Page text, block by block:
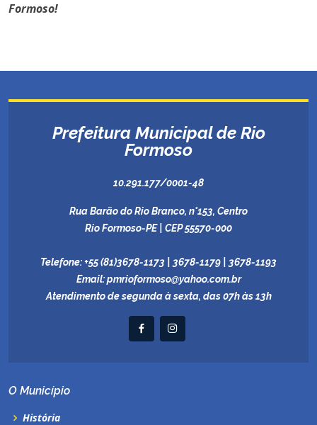
Formoso!
Prefeitura Municipal de Rio
Formoso
10.291.177/0001-48
Rua Barão do Rio Branco, n°153, Centro
Rio Formoso-PE | CEP 55570-000
Telefone:+55 (81)3678-1173 | 3678-1179 | 3678-1193
Email:pmrioformoso@yahoo.com.br
Atendimento de segunda à sexta, das 07h às 13h
O Município
História